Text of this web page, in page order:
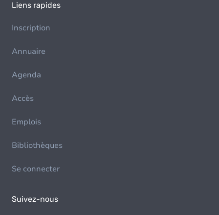
Liens rapides
Inscription
Annuaire
Agenda
Accès
Emplois
Bibliothèques
Se connecter
Suivez-nous